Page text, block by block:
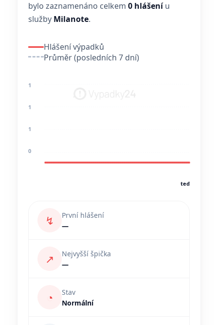
bylo zaznamenáno celkem 0 hlášeníu
služby Milanote.
Hlášení výpadků
Průměr (posledních 7 dní)
1
1
1
0
teď
↯
První hlášení
—
↗
Nejvyšší špička
—
◔
Stav
Normální